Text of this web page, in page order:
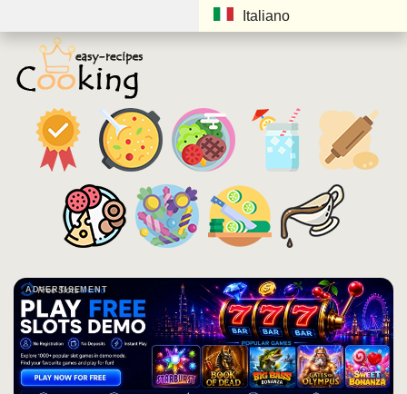
Italiano
ADVERTISEMENT